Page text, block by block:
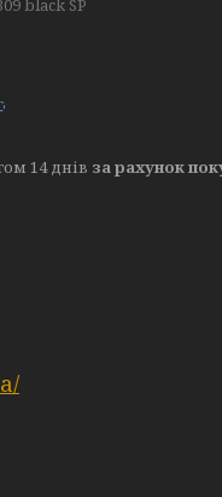
black SP
14 днів за рахунок